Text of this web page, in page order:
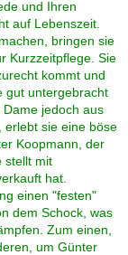
und Ihren
auf Lebenszeit.
bringen sie
Kurzzeitpflege. Sie
kommt und
gut untergebracht
jedoch aus
erlebt sie eine böse
Koopmann, der
stellt mit
hat.
einen "festen"
dem Schock, was
Zum einen,
um Günter